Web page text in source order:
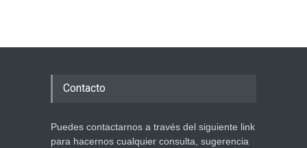
Contacto
Puedes contactarnos a través del siguiente link
para hacernos cualquier consulta, sugerencia